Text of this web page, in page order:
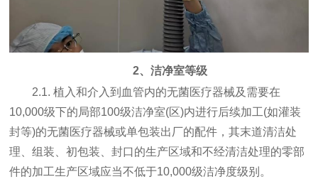
2、洁净室等级
2.1. 植入和介入到血管内的无菌医疗器械及需要在
10,000级下的局部100级洁净室(区)内进行后续加工(如灌装
封等)的无菌医疗器械或单包装出厂的配件，其末道清洁处
理、组装、初包装、封口的生产区域和不经清洁处理的零部
件的加工生产区域应当不低于10,000级洁净度级别。